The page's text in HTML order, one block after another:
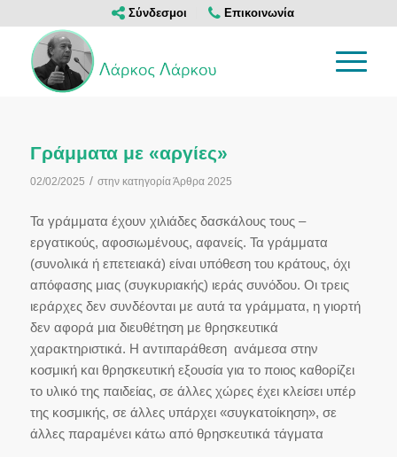
Σύνδεσμοι Επικοινωνία
Γράμματα με «αργίες»
02/02/2025 / στην κατηγορίαΆρθρα 2025
Τα γράμματα έχουν χιλιάδες δασκάλους τους –
εργατικούς, αφοσιωμένους, αφανείς. Τα γράμματα
(συνολικά ή επετειακά) είναι υπόθεση του κράτους, όχι
απόφασης μιας (συγκυριακής) ιεράς συνόδου. Οι τρεις
ιεράρχες δεν συνδέονται με αυτά τα γράμματα, η γιορτή
δεν αφορά μια διευθέτηση με θρησκευτικά
χαρακτηριστικά. Η αντιπαράθεση ανάμεσα στην
κοσμική και θρησκευτική εξουσία για το ποιος καθορίζει
το υλικό της παιδείας, σε άλλες χώρες έχει κλείσει υπέρ
της κοσμικής, σε άλλες υπάρχει «συγκατοίκηση», σε
άλλες παραμένει κάτω από θρησκευτικά τάγματα